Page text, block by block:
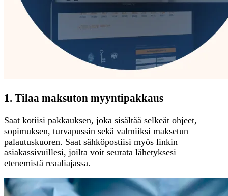
1. Tilaa maksuton myyntipakkaus
Saat kotiisi pakkauksen, joka sisältää selkeät ohjeet,
sopimuksen, turvapussin sekä valmiiksi maksetun
palautuskuoren. Saat sähköpostiisi myös linkin
asiakassivuillesi, joilta voit seurata lähetyksesi
etenemistä reaaliajassa.